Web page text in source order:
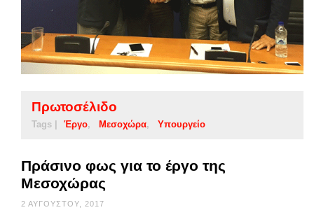
Πρωτοσέλιδο
Tags | Έργο Μεσοχώρα Υπουργείο
Πράσινο φως για το έργο της
Μεσοχώρας
2 ΑΥΓΟΎΣΤΟΥ, 2017